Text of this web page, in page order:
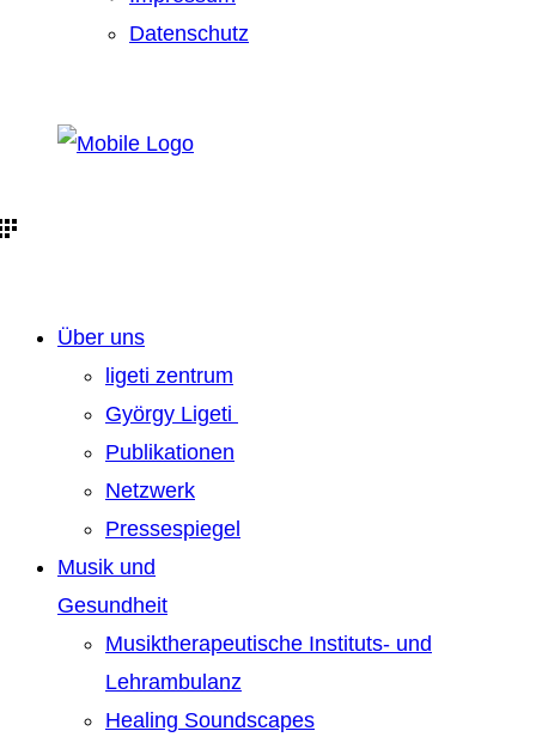
Datenschutz
Über uns
ligeti zentrum
György Ligeti
Publikationen
Netzwerk
Pressespiegel
Musik und
Gesundheit
Musiktherapeutische Instituts- und
Lehrambulanz
Healing Soundscapes